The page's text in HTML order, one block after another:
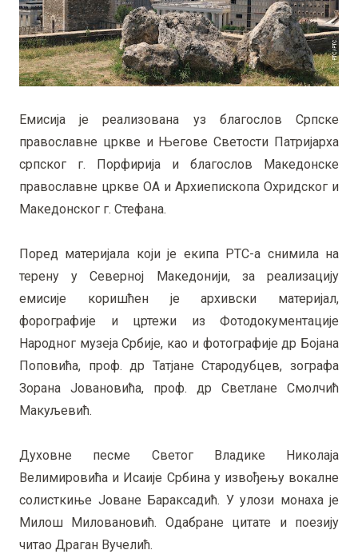
Емисија је реализована уз благослов Српске
православне цркве и Његове Светости Патријарха
српског г. Порфирија и благослов Македонске
православне цркве ОА и Архиепископа Охридског и
Македонског г. Стефана.
Поред материјала који је екипа РТС-а снимила на
терену у Северној Македонији, за реализацију
емисије коришћен је архивски материјал,
форографије и цртежи из Фотодокументације
Народног музеја Србије, као и фотографије др Бојана
Поповића, проф. др Татјане Стародубцев, зографа
Зорана Јовановића, проф. др Светлане Смолчић
Макуљевић.
Духовне песме Светог Владике Николаја
Велимировића и Исаије Србина у извођењу вокалне
солисткиње Јоване Бараксадић. У улози монаха је
Милош Миловановић. Одабране цитате и поезију
читао Драган Вучелић.